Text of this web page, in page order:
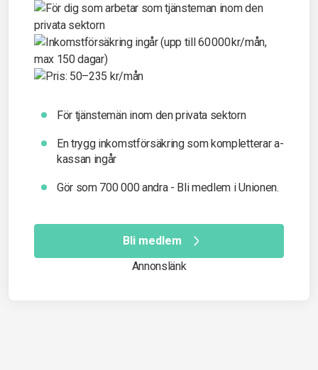
För tjänstemän inom den privata sektorn
En trygg inkomst­försäkring som kompletterar a-
kassan ingår
Gör som 700 000 andra - Bli medlem i Unionen.
Bli medlem
Annonslänk